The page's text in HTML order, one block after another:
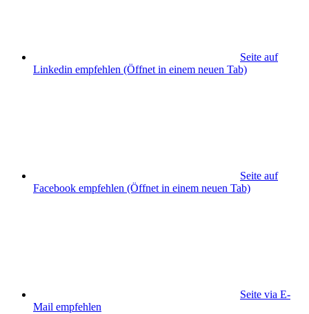
Seite auf
Linkedin empfehlen (Öffnet in einem neuen Tab)
Seite auf
Facebook empfehlen (Öffnet in einem neuen Tab)
Seite via E-
Mail empfehlen